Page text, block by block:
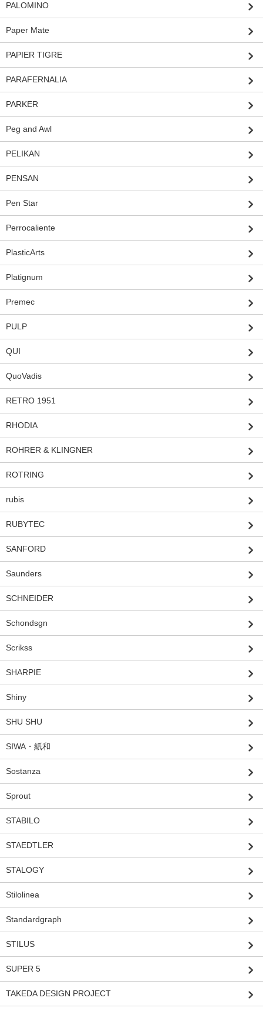
PALOMINO
Paper Mate
PAPIER TIGRE
PARAFERNALIA
PARKER
Peg and Awl
PELIKAN
PENSAN
Pen Star
Perrocaliente
PlasticArts
Platignum
Premec
PULP
QUI
QuoVadis
RETRO 1951
RHODIA
ROHRER & KLINGNER
ROTRING
rubis
RUBYTEC
SANFORD
Saunders
SCHNEIDER
Schondsgn
Scrikss
SHARPIE
Shiny
SHU SHU
SIWA・紙和
Sostanza
Sprout
STABILO
STAEDTLER
STALOGY
Stilolinea
Standardgraph
STILUS
SUPER 5
TAKEDA DESIGN PROJECT